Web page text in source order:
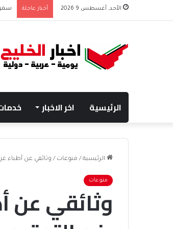
الأحد, أغسطس 9 2026 أخبار عاجلة
الرئيسية اخر الاخبار
الرئيسية / منوعات / وثائقي عن أطباء
منوعات
وثائقي عن